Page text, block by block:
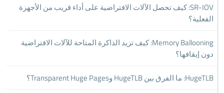
SR-IOV: كيف تحصل الآلات الافتراضية على أداء قريب من الأجهزة
الفعلية؟
Memory Ballooning: كيف تزيد الذاكرة المتاحة للآلات الافتراضية
دون إيقافها؟
HugeTLB: ما الفرق بين HugeTLB وTransparent Huge Pages؟